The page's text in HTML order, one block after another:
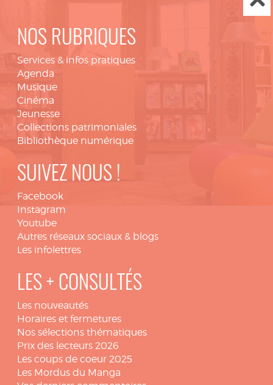
NOS RUBRIQUES
Services & infos pratiques
Agenda
Musique
Cinéma
Jeunesse
Collections patrimoniales
Bibliothèque numérique
SUIVEZ NOUS !
Facebook
Instagram
Youtube
Autres réseaux sociaux & blogs
Les infolettres
LES + CONSULTÉS
Les nouveautés
Horaires et fermetures
Nos sélections thématiques
Prix des lecteurs 2026
Les coups de coeur 2025
Les Mordus du Manga